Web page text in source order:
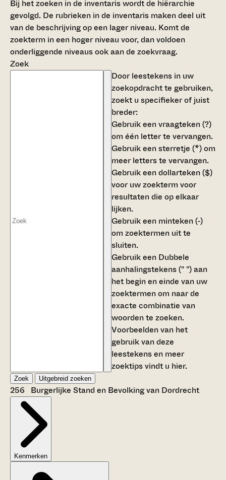
Bij het zoeken in de inventaris wordt de hiërarchie
gevolgd. De rubrieken in de inventaris maken deel uit
van de beschrijving op een lager niveau. Komt de
zoekterm in een hoger niveau voor, dan voldoen
onderliggende niveaus ook aan de zoekvraag.
Zoek
Door leestekens in uw
zoekopdracht te gebruiken,
zoekt u specifieker of juist
breder:
Gebruik eenvraagteken (?)
om één letter te vervangen.
Gebruik eensterretje (*)om
meer letters te vervangen.
Gebruik eendollarteken ($)
voor uw zoekterm voor
resultaten die op elkaar
lijken.
Gebruik een minteken (-)
om zoektermen uit te
sluiten.
Gebruik een Dubbele
aanhalingstekens (" ")aan
het begin en einde van uw
zoektermen om naar de
exacte combinatie van
woorden te zoeken.
Voorbeelden van het
gebruik van deze
leestekens en meer
zoektips vindt u hier.
Zoek Uitgebreid zoeken
256 Burgerlijke Stand en Bevolking van Dordrecht
Kenmerken